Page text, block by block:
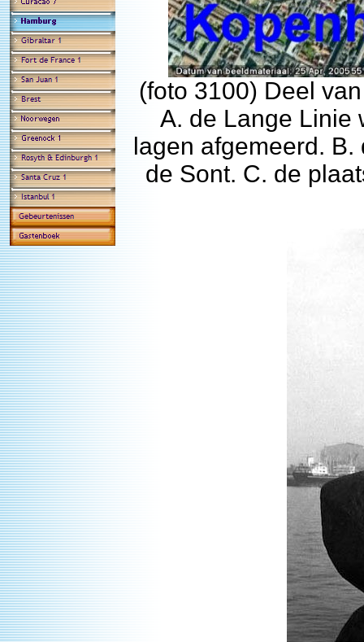
(foto 3100) Deel
A. de Lange Linie
lagen afgemeerd.
de Sont. C. de